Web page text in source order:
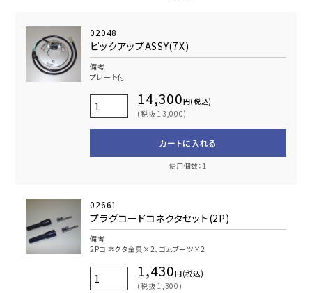
02048
ピックアップASSY(7X)
備考
プレート付
14,300円(税込)
(税抜 13,000)
カートに入れる
使用個数：1
02661
プラグコードコネクタセット(2P)
備考
2Pコネクタ金具×2､ゴムブーツ×2
1,430円(税込)
(税抜 1,300)